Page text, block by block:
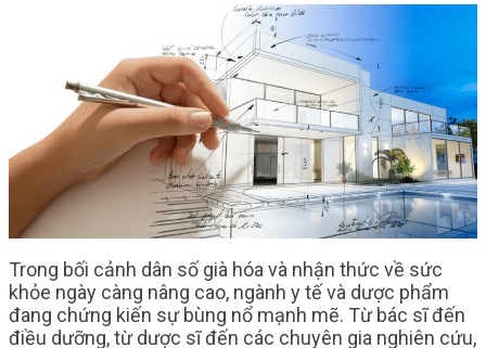
Trong bối cảnh dân số già hóa và nhận thức về sức
khỏe ngày càng nâng cao, ngành y tế và dược phẩm
đang chứng kiến sự bùng nổ mạnh mẽ. Từ bác sĩ đến
điều dưỡng, từ dược sĩ đến các chuyên gia nghiên cứu,